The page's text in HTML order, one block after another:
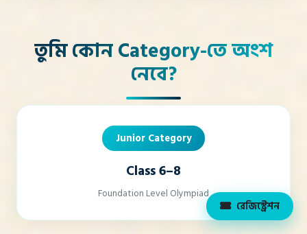
তুমি কোন Category-তে অংশ
নেবে?
Junior Category
Class 6–8
Foundation Level Olympiad
রেজিস্ট্রেশন